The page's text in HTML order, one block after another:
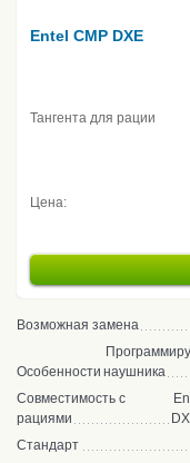
Entel CMP DXE
Тангента для рации
Цена:
Возможная замена
Особенности наушника
Совместимость с
рациями
Стандарт